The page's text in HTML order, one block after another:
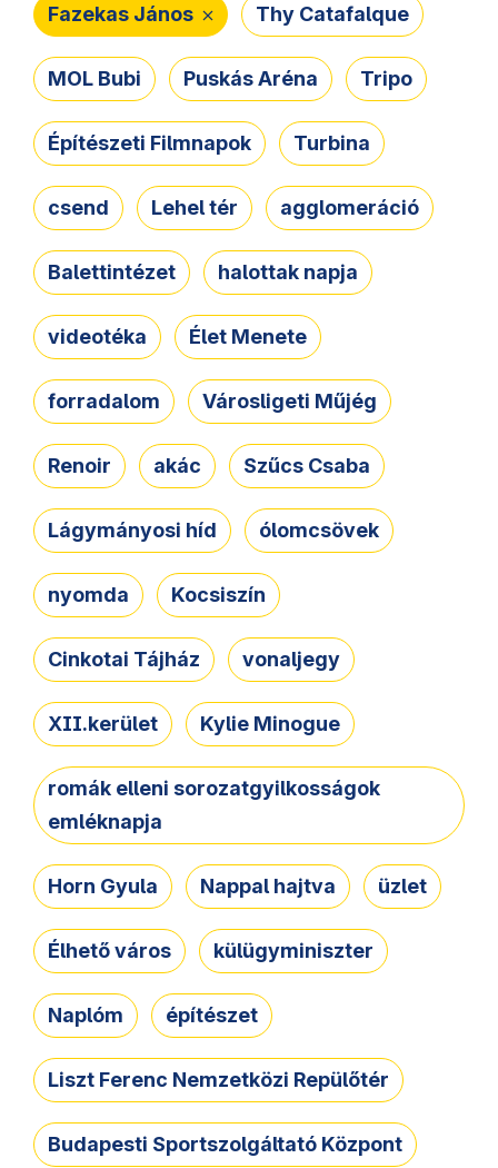
Fazekas János Thy Catafalque
MOL Bubi Puskás Aréna Tripo
Építészeti Filmnapok Turbina
csend Lehel tér agglomeráció
Balettintézet halottak napja
videotéka Élet Menete
forradalom Városligeti Műjég
Renoir akác Szűcs Csaba
Lágymányosi híd ólomcsövek
nyomda Kocsiszín
Cinkotai Tájház vonaljegy
XII.kerület Kylie Minogue
romák elleni sorozatgyilkosságok
emléknapja
Horn Gyula Nappal hajtva üzlet
Élhető város külügyminiszter
Naplóm építészet
Liszt Ferenc Nemzetközi Repülőtér
Budapesti Sportszolgáltató Központ